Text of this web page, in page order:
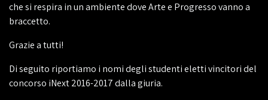
che si respira in un ambiente dove Arte e Progresso vanno a
braccetto.
Grazie a tutti!
Di seguito riportiamo i nomi degli studenti eletti vincitori del
concorso iNext 2016-2017 dalla giuria.